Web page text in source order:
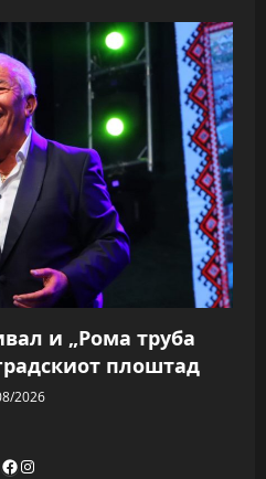
и „Рома труба
плоштад
2026
Facebook
Instagram